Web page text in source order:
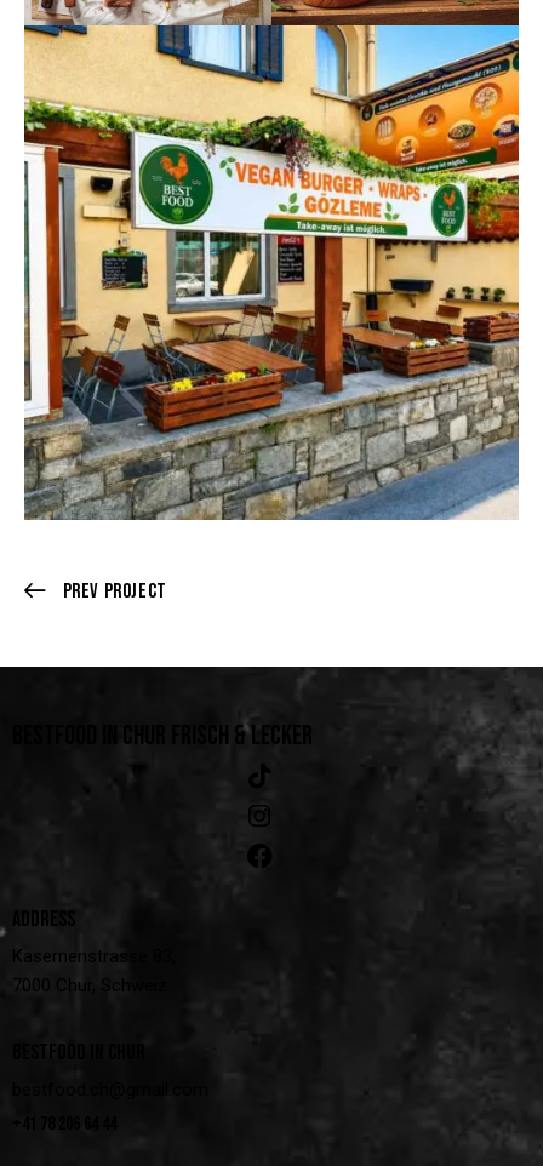
Prev Project
BESTFOOD IN CHUR FRISCH & LECKER
ADDRESS
Kasernenstrasse 83,
7000 Chur, Schweiz
BESTFOOD IN CHUR